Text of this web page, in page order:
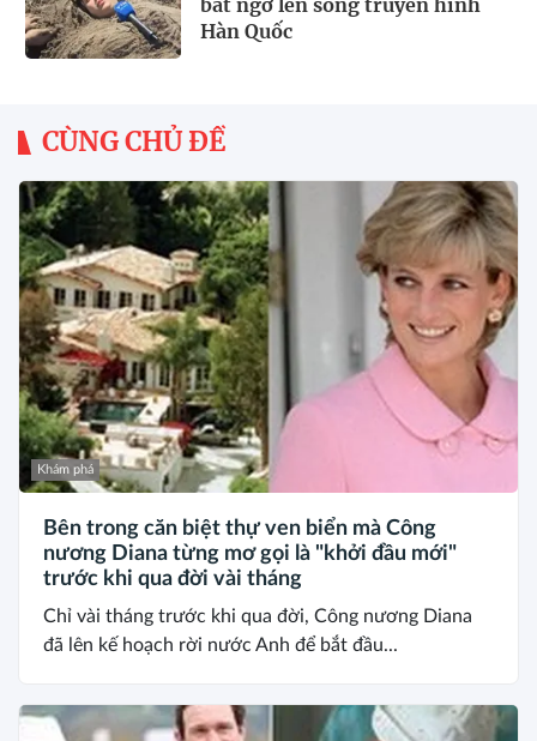
bất ngờ lên sóng truyền hình
Hàn Quốc
CÙNG CHỦ ĐỀ
Khám phá
Bên trong căn biệt thự ven biển mà Công
nương Diana từng mơ gọi là "khởi đầu mới"
trước khi qua đời vài tháng
Chỉ vài tháng trước khi qua đời, Công nương Diana
đã lên kế hoạch rời nước Anh để bắt đầu...